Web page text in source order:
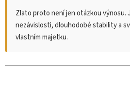
Zlato proto není jen otázkou výnosu.
nezávislosti, dlouhodobé stability a
vlastním majetku.